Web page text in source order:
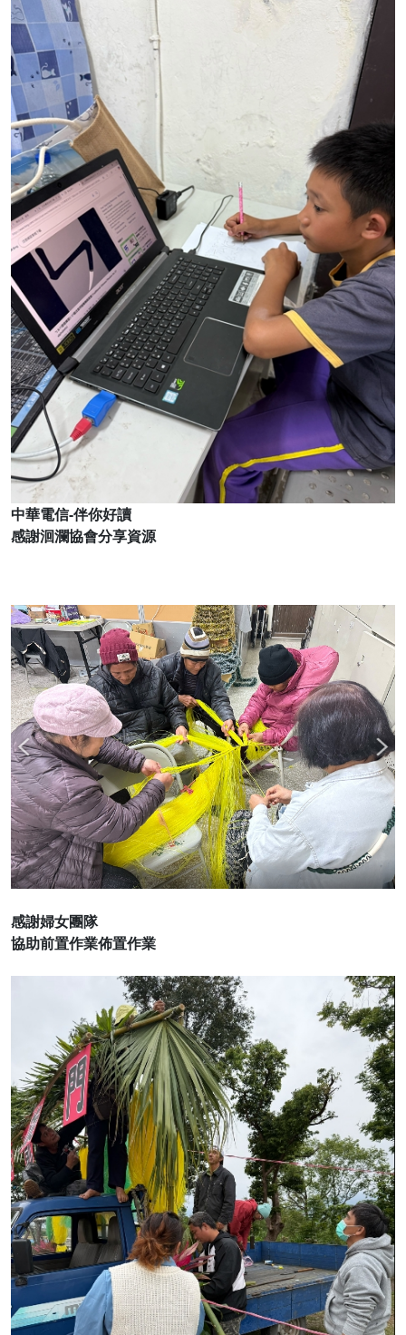
中華電信-伴你好讀
感謝洄瀾協會分享資源
感謝婦女團隊
協助前置作業佈置作業